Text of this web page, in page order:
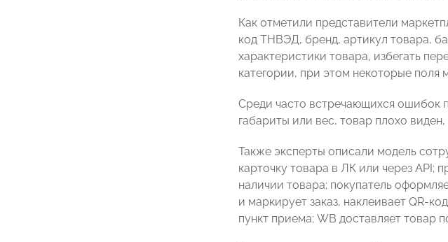
Как отметили представители
код ТНВЭД, бренд, артикул товара,
характеристики товара, избегать
категории, при этом некоторые поля
Среди часто встречающихся ошибок
габариты или вес, товар плохо
Также эксперты описали модель
карточку товара в ЛК или через API;
наличии товара; покупатель
и маркирует заказ, наклеивает QR-
пункт приема; WB доставляет товар